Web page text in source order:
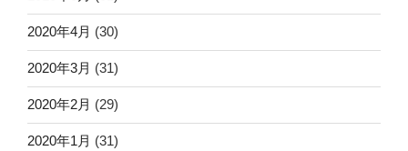
2020年4月 (30)
2020年3月 (31)
2020年2月 (29)
2020年1月 (31)